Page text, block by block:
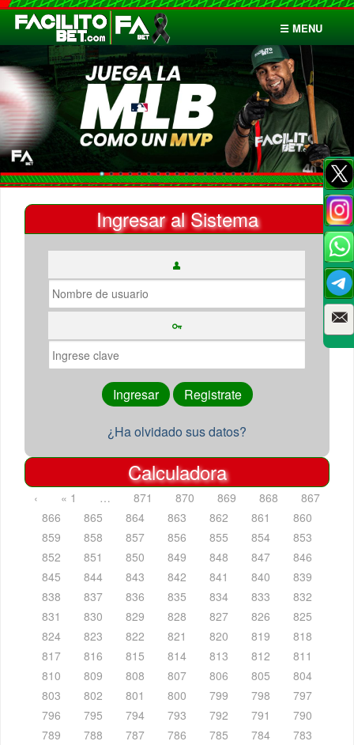
☰ MENU
Inicio
Apuestas
Cuentas
Ingresar al Sistema
¿Ha olvidado sus datos?
Calculadora
‹ « 1 … 871 870 869 868
867
866
865 864 863 862 861
860
859
858 857 856 855 854
853
852
851 850 849 848 847
846
845
844 843 842 841 840
839
838
837 836 835 834 833
832
831
830 829 828 827 826
825
824
823 822 821 820 819
818
817
816 815 814 813 812
811
810
809 808 807 806 805
804
803
802 801 800 799 798
797
796
795 794 793 792 791
790
789
788 787 786 785 784
783